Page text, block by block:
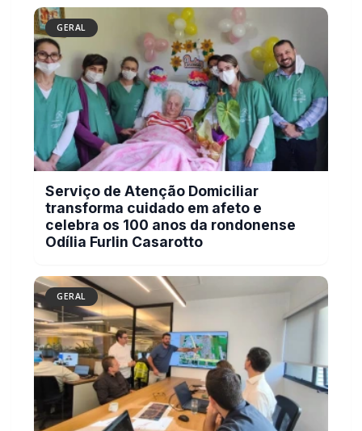
GERAL
Serviço de Atenção Domiciliar
transforma cuidado em afeto e
celebra os 100 anos da rondonense
Odília Furlin Casarotto
GERAL